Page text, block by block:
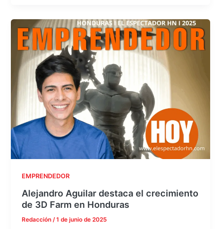
EMPRENDEDOR
Alejandro Aguilar destaca el crecimiento
de 3D Farm en Honduras
Redacción /1 de junio de 2025